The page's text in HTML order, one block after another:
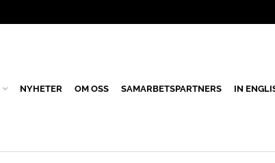
NYHETER OM OSS SAMARBETSPARTNERS IN